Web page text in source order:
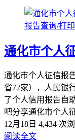
报告查询/打印
通化市个人
通化市个人征信报
省72家），人民银
了个人信用报告自
吧分享通化市个人
12月18日 4,434 次
阅读全文